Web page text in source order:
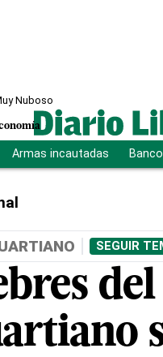
Nuboso
Armas incautadas
SEGUIR